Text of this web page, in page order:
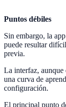
Puntos débiles
Sin embargo, la
puede resultar
previa.
La interfaz, aunque
una curva de
configuración.
El principal punto